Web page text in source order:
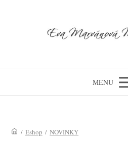
MENU
/ Eshop / NOVINKY